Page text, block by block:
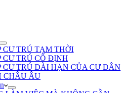
CƯ TRÚ TẠM THỜI
CƯ TRÚ CỐ ĐỊNH
CƯ TRÚ DÀI HẠN CỦA CƯ DÂN
CHÂU ÂU